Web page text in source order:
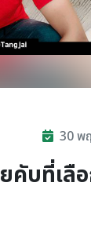
30 พ
คับที่เลื